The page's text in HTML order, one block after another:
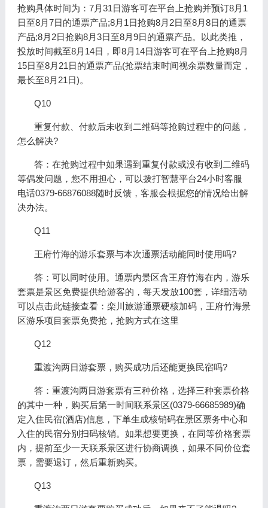
抢购具体时间为：7月31日游客可在平台上抢购并预订8月1
日至8月7日的通票产品;8月1日抢购8月2日至8月8日的通票
产品;8月2日抢购8月3日至8月9日的通票产品。以此类推，
投放时间截至8月14日，即8月14日游客可在平台上抢购8月
15日至8月21日的通票产品(抢票结束时间视余票数量而定，
最长至8月21日)。
Q10
重复付款、付款后未收到二维码等抢购过程中的问题，
怎么解决?
答：在抢购过程中如果遇到重复付款或没有收到二维码
等偶发问题，您不用担心，可以拨打智慧平台24小时客服
电话0379-66876088随时反馈，客服会根据您的情况给出解
决办法。
Q11
王府竹海的游乐套票与本次通票活动能同时使用吗?
答：可以同时使用。通票内景区含王府竹海在内，游乐
套票是景区免费提供给游客的，每天发放100套，详细活动
可以点击此链接查看：栾川旅游通票硬核加码，王府竹海景
区游乐项目套票免费抢，抢购方式在这里
Q12
重渡沟两日游套票，购买成功后还能更换民宿吗?
答：重渡沟两日游套票有三种价格，选择三种套票价格
的其中一种，购买后第一时间联系景区(0379-66685989)确
定入住民宿(酒店)信息，下单生成核销码在景区票务中心和
入住的民宿分别扫码核销。如果想要更换，在同等价格套票
内，提前至少一天联系景区进行协商调换，如果不同价位套
票，需要退订，然后重新购买。
Q13